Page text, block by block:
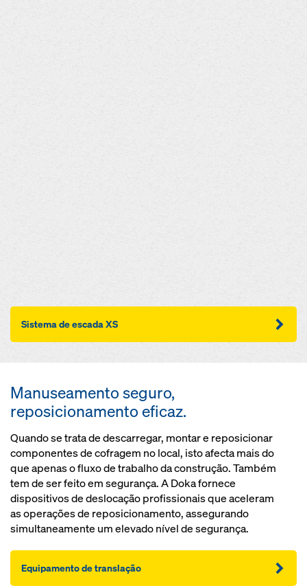
Sistema de escada XS
Manuseamento seguro,
reposicionamento eficaz.
Quando se trata de descarregar, montar e reposicionar
componentes de cofragem no local, isto afecta mais do
que apenas o fluxo de trabalho da construção. Também
tem de ser feito em segurança. A Doka fornece
dispositivos de deslocação profissionais que aceleram
as operações de reposicionamento, assegurando
simultaneamente um elevado nível de segurança.
Equipamento de translação